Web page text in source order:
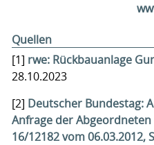
Quellen
[1] rwe: Rückbauanlage
28.10.2023
[2] Deutscher Bundestag:
Anfrage der
16/12182 vom 06.03.2012,